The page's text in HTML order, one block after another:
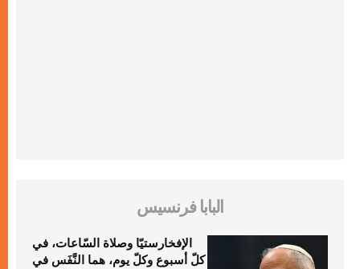
البابا فرنسيس
الإفخارستيّا وصلاة السّاعات، في
كلّ أسبوع وكلّ يوم، هما النَّفَس في